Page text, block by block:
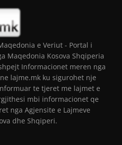
e Veriut - Portal i
Maqedonia Kosova Shqiperia
Informacionet meren nga
lajme.mk ku sigurohet nje
te tjeret me lajmet e
mbi informacionet qe
nga Agjensite e Lajmeve
dhe Shqiperi.